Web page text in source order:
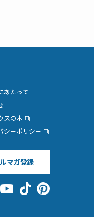
あたって
スの本
シーポリシー
マガ登録